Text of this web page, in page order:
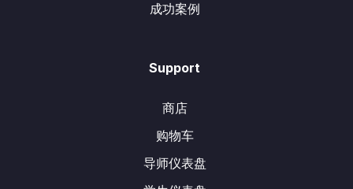
成功案例
Support
商店
购物车
导师仪表盘